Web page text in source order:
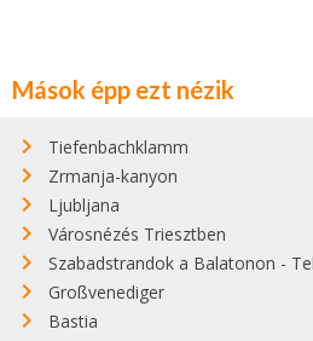
Mások épp ezt nézik
Tiefenbachklamm
Zrmanja-kanyon
Ljubljana
Városnézés Triesztben
Szabadstrandok a Balatonon -
Großvenediger
Bastia